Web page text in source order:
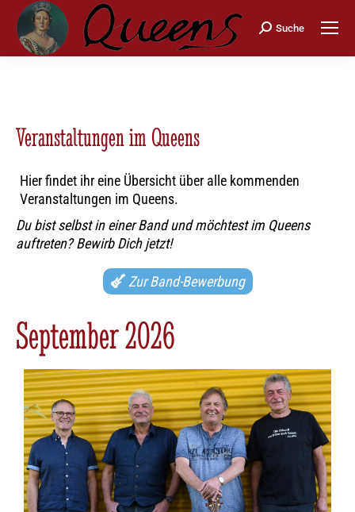
Search:
Suche
Veranstaltungen im Queens
Hier findet ihr eine Übersicht über alle kommenden
Veranstaltungen im Queens.
Du bist selbst in einer Band und möchtest im Queens
auftreten? Bewirb Dich jetzt!
Zur Band-Bewerbung
September 2026